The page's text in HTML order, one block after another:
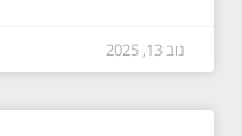
נוב 13, 2025